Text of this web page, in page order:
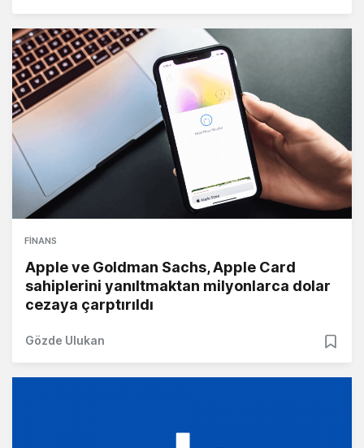
FINANS
Apple ve Goldman Sachs, Apple Card
sahiplerini yanıltmaktan milyonlarca dolar
cezaya çarptırıldı
Gözde Ulukan